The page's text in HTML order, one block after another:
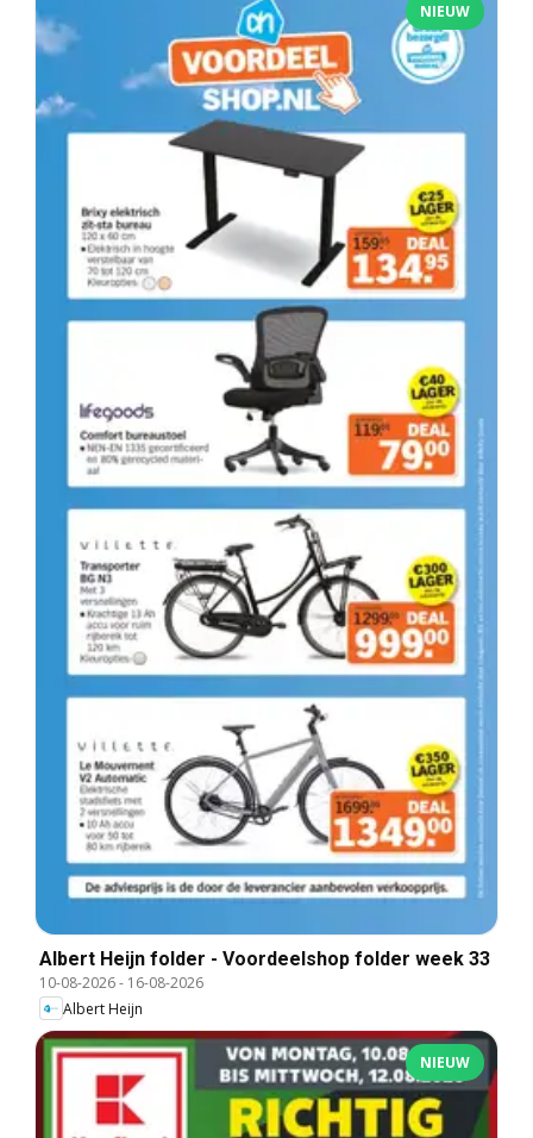
NIEUW
Albert Heijn folder - Voordeelshop folder week 33
10-08-2026- 16-08-2026
Albert Heijn
NIEUW